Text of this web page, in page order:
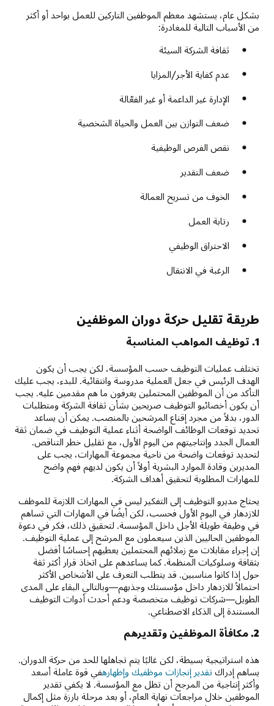
بشكل عام، يستشهد معظم الموظفين التاركين للعمل بواحد أو أكثر
من الأسباب التالية للمغادرة:
ثقافة الشركة السيئة
عدم كفاية الأجر/المزايا
الإدارة غير الداعمة أو غير الفعّالة
ضعف التوازن بين العمل والحياة الشخصية
نقص الفرص الوظيفية
ضعف التقدير
الخوف من تسريح العمالة
رتابة العمل
الاحتراق الوظيفي
الرغبة في الانتقال
طريقة تقليل حركة دوران الموظفين
1. توظيف المواهب المناسبة
تختلف عمليات التوظيف حسب المؤسسة، لكن يجب أن يكون
الهدف الرئيس في جعل العملية مدروسة وانتقائية. للبدء، يجب عليك
التأكد من أن الموظفين المحتملين يعرفون ما هم مقدمين عليه. يجب
أن يكون أخصائيو التوظيف صريحين بشأن ثقافة الشركة ومتطلبات
الدور، بدلاً من مجرد إقناع المرشحين بالمنصب. يمكن أن يساعد
تحديد توقعات الوظائف الواضحة أثناء عملية التوظيف في ضمان ثقة
العمال الجدد وإنتاجيتهم من اليوم الأول، مع تقليل خطر التناقص.
لتحديد توقعات واضحة من ناحية مجموعة المهارات، يجب على
المديرين وقادة الموارد البشرية أولاً أن يكون لديهم فهم واضح
للمهارات المطلوبة لتحقيق أهداف الشركة.
يحتاج مديرو التوظيف إلى التفكير ليس في المهارات اللازمة للموظف
للازدهار في اليوم الأول فحسب، لكن أيضًا في المهارات التي تساهم
في وظيفة طويلة الأجل داخل المؤسسة. لتحقيق ذلك، فكر في دعوة
الموظفين الحاليين الذين سيعملون مع المرشح إلى عملية التوظيف.
إن إجراء مقابلات مع زملائهم المحتملين يعطيهم إحساسًا أفضل
بثقافة وسلوكيات المنظمة. كما يساعدهم على اتخاذ قرار أكثر ثقة
حول إذا كانوا مناسبين. قد يتطلب التعرف على الأشخاص الأكثر
احتمالاً للازدهار داخل مؤسستك وجذبهم—وبالتالي البقاء على المدى
الطويل—شركات توظيف متخصصة ودعم أحدث أدوات التوظيف
المستندة إلى الذكاء الاصطناعي.
2. مكافأة الموظفين وتقديرهم
هذه استراتيجية بسيطة، لكن غالبًا يتم تجاهلها للحد من حركة الدوران.
يساهم إدراك تقدير إنجازات موظفيك وإظهارهفي قوة عاملة أسعد
وأكثر إنتاجية من المرجح أن تظل مع المؤسسة. لا يكفي تقدير
الموظفين خلال مراجعات نهاية العام، أو بعد مرحلة بارزة مثل إكمال